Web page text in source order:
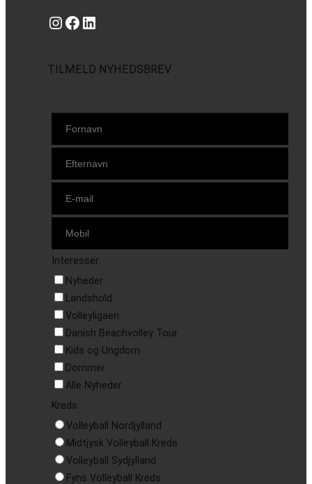
Instagram https://www.facebook.com/danishbeachvolleytour LinkedIn
TILMELD NYHEDSBREV
Interesser:
Nyheder
Landshold
Volleyligaen
Danish Beachvolley Tour
Kids og Ungdom
Dommer
Alle Nyheder
Kreds:
Volleyball Nordjylland
Midtjysk Volleyball Kreds
Volleyball Sydjylland
Fyns Volleyball Kreds